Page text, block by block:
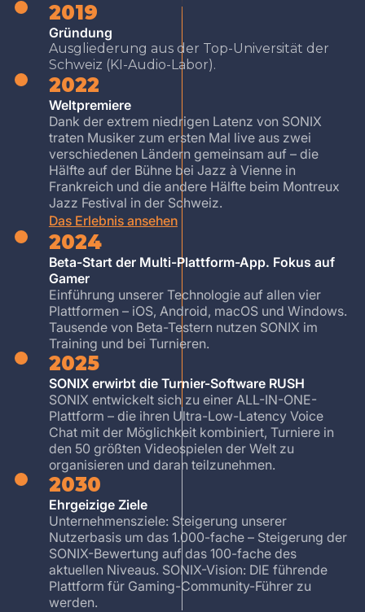
2019
Gründung
Ausgliederung aus der Top-Universität der
Schweiz (KI-Audio-Labor).
2022
Weltpremiere
Dank der extrem niedrigen Latenz von SONIX
traten Musiker zum ersten Mal live aus zwei
verschiedenen Ländern gemeinsam auf – die
Hälfte auf der Bühne bei Jazz à Vienne in
Frankreich und die andere Hälfte beim Montreux
Jazz Festival in der Schweiz.
Das Erlebnis ansehen
2024
Beta-Start der Multi-Plattform-App. Fokus auf
Gamer
Einführung unserer Technologie auf allen vier
Plattformen – iOS, Android, macOS und Windows.
Tausende von Beta-Testern nutzen SONIX im
Training und bei Turnieren.
2025
SONIX erwirbt die Turnier-Software RUSH
SONIX entwickelt sich zu einer ALL-IN-ONE-
Plattform – die ihren Ultra-Low-Latency Voice
Chat mit der Möglichkeit kombiniert, Turniere in
den 50 größten Videospielen der Welt zu
organisieren und daran teilzunehmen.
2030
Ehrgeizige Ziele
Unternehmensziele: Steigerung unserer
Nutzerbasis um das 1.000-fache – Steigerung der
SONIX-Bewertung auf das 100-fache des
aktuellen Niveaus. SONIX-Vision: DIE führende
Plattform für Gaming-Community-Führer zu
werden.